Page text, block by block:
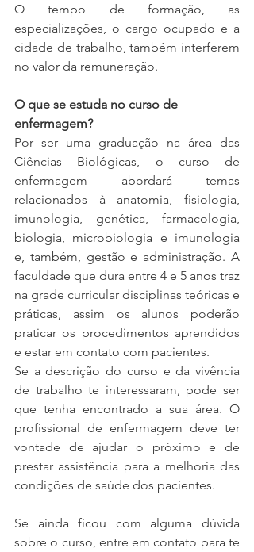
O tempo de formação, as
especializações, o cargo ocupado e a
cidade de trabalho, também interferem
no valor da remuneração.
O que se estuda no curso de
enfermagem?
Por ser uma graduação na área das
Ciências Biológicas, o curso de
enfermagem abordará temas
relacionados à anatomia, fisiologia,
imunologia, genética, farmacologia,
biologia, microbiologia e imunologia
e, também, gestão e administração. A
faculdade que dura entre 4 e 5 anos traz
na grade curricular disciplinas teóricas e
práticas, assim os alunos poderão
praticar os procedimentos aprendidos
e estar em contato com pacientes.
Se a descrição do curso e da vivência
de trabalho te interessaram, pode ser
que tenha encontrado a sua área. O
profissional de enfermagem deve ter
vontade de ajudar o próximo e de
prestar assistência para a melhoria das
condições de saúde dos pacientes.
Se ainda ficou com alguma dúvida
sobre o curso, entre em contato para te